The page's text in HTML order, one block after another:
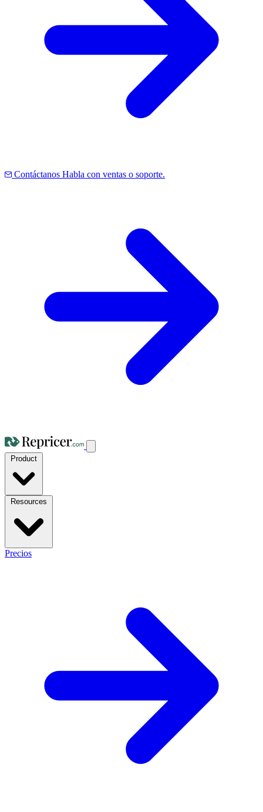
Contáctanos Habla con ventas o soporte.
Precios